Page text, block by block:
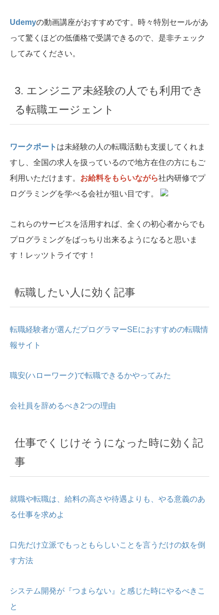
Udemyの動画講座がおすすめです。時々特別セールがあ
って驚くほどの低価格で受講できるので、是非チェック
してみてください。
3. エンジニア未経験の人でも利用でき
る転職エージェント
ワークポート は未経験の人の転職活動も支援してくれま
すし、全国の求人を扱っているので地方在住の方にもご
利用いただけます。 お給料をもらいながら社内研修でプ
ログラミングを学べる会社が狙い目です。
これらのサービスを活用すれば、全くの初心者からでも
プログラミングをばっちり出来るようになると思いま
す！レッツトライです！
転職したい人に効く記事
転職経験者が選んだプログラマーSEにおすすめの転職情
報サイト
職安(ハローワーク)で転職できるかやってみた
会社員を辞めるべき2つの理由
仕事でくじけそうになった時に効く記
事
就職や転職は、給料の高さや待遇よりも、やる意義のあ
る仕事を求めよ
口先だけ立派でもっともらしいことを言うだけの奴を倒
す方法
システム開発が『つまらない』と感じた時にやるべきこ
と